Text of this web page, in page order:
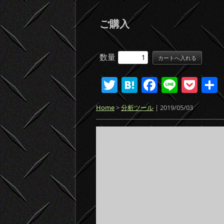
ご購入
数量
T
w
itt
er
H
at
e
n
F
a
c
e
Li
n
e
P
o
ck
et
Home>分析ツール| 2019/05/03